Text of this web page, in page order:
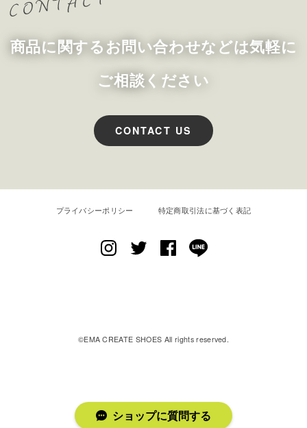
商品に関するお問い合わせなどは気軽に
ご相談ください
CONTACT US
プライバシーポリシー 特定商取引法に基づく表記
©︎EMA CREATE SHOES All rights reserved.
ショップに質問する